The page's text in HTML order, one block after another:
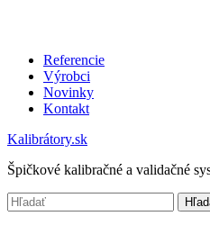
Referencie
Výrobci
Novinky
Kontakt
Kalibrátory.sk
Špičkové kalibračné a validačné